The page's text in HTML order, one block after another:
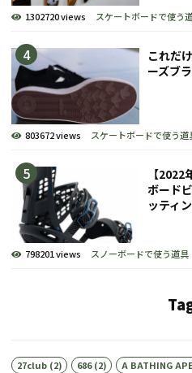
1302720 views スケートボードで使う
これだ
ーズブ
803672 views スケートボードで使う道
【
ボード
ッティ
798201 views スノーボードで使う道具
27club(2) 686(2) A BATHING